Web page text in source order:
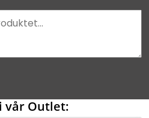
vår Outlet: